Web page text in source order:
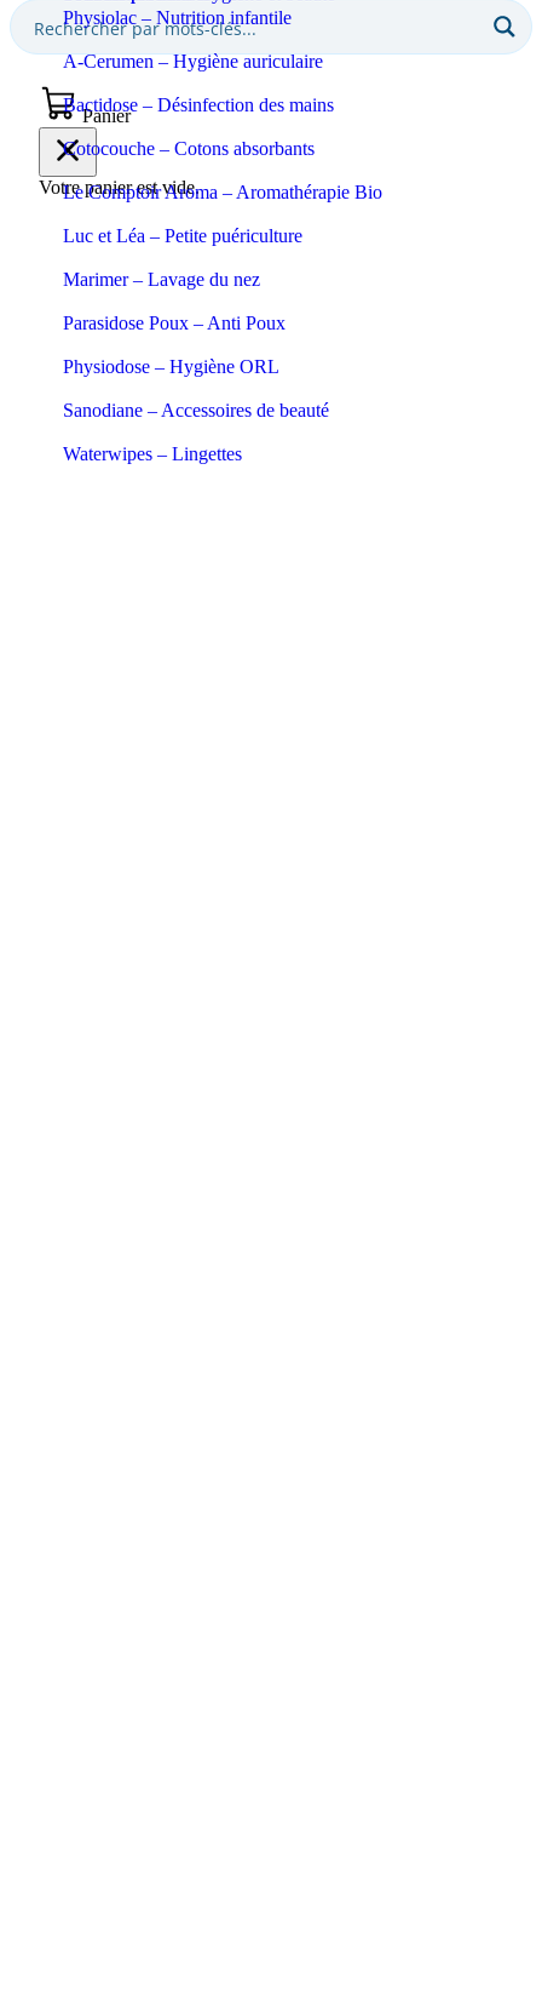
Physiolac – Nutrition infantile
A-Cerumen – Hygiène auriculaire
Bactidose – Désinfection des mains
Cotocouche – Cotons absorbants
Le Comptoir Aroma – Aromathérapie Bio
Luc et Léa – Petite puériculture
Marimer – Lavage du nez
Parasidose Poux – Anti Poux
Physiodose – Hygiène ORL
Sanodiane – Accessoires de beauté
Waterwipes – Lingettes
Panier
Votre panier est vide.